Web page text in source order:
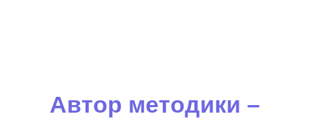
Автор методики –